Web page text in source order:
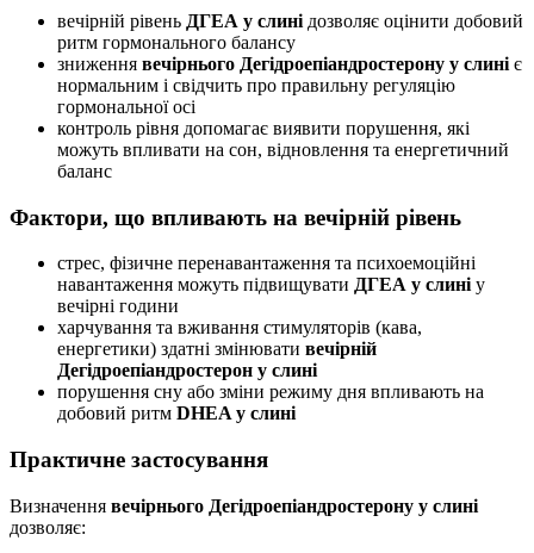
вечірній рівень ДГЕА у слині дозволяє оцінити добовий
ритм гормонального балансу
зниження вечірнього Дегідроепіандростерону у слині є
нормальним і свідчить про правильну регуляцію
гормональної осі
контроль рівня допомагає виявити порушення, які
можуть впливати на сон, відновлення та енергетичний
баланс
Фактори, що впливають на вечірній рівень
стрес, фізичне перенавантаження та психоемоційні
навантаження можуть підвищувати ДГЕА у слині у
вечірні години
харчування та вживання стимуляторів (кава,
енергетики) здатні змінювати вечірній
Дегідроепіандростерон у слині
порушення сну або зміни режиму дня впливають на
добовий ритм DHEA у слині
Практичне застосування
Визначення вечірнього Дегідроепіандростерону у слині
дозволяє: